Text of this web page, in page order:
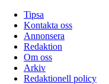
Tipsa
Kontakta oss
Annonsera
Redaktion
Om oss
Arkiv
Redaktionell policy